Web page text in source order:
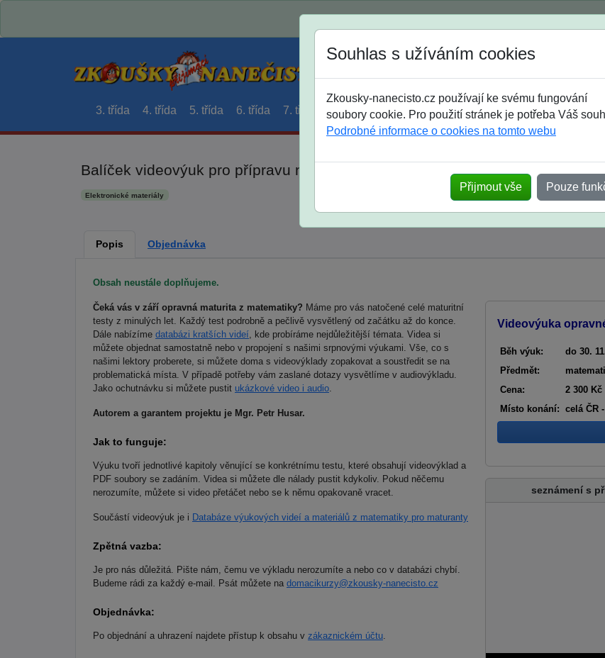
Jak si vybrat
3. třída 4. třída 5. třída 6. třída 7. třída 8. třída 9. třída střední maturanti soutěže
Balíček videovýuk pro přípravu na opravné maturity
Elektronické materiály
Popis Objednávka
Souhlas s užíváním cookies
Zkousky-nanecisto.cz používají ke svému fungování
soubory cookie. Pro použití stránek je potřeba Váš
Podrobné informace o cookies na tomto webu
Přijmout vše Pouze
Obsah neustále doplňujeme.
Čeká vás v září opravná maturita z matematiky? Máme pro vás natočené celé maturitní
testy z minulých let. Každý test podrobně a pečlivě vysvětlený od začátku až do konce.
Dále nabízíme databázi kratších videí , kde probíráme nejdůležitější témata. Videa si
můžete objednat samostatně nebo v propojení s našimi srpnovými výukami. Vše, co s
našimi lektory proberete, si můžete doma s videovýklady zopakovat a soustředit se na
problematická místa. V případě potřeby vám zaslané dotazy vysvětlíme v audiovýkladu.
Jako ochutnávku si můžete pustit ukázkové video i audio
Autorem a garantem projektu je Mgr. Petr Husar.
Jak to funguje:
Výuku tvoří jednotlivé kapitoly věnující se konkrétnímu testu, které obsahují videovýklad a
PDF soubory se zadáním. Videa si můžete dle nálady pustit kdykoliv. Pokud něčemu
nerozumíte, můžete si video přetáčet nebo se k němu opakovaně vracet.
Součástí videovýuk je i Databáze výukových videí a materiálů z matematiky pro maturanty
Zpětná vazba:
Je pro nás důležitá. Pište nám, čemu ve výkladu nerozumíte a nebo co v databázi chybí.
Budeme rádi za každý e-mail. Psát můžete na domacikurzy@zkousky-nanecisto.cz
Objednávka:
Po objednání a uhrazení najdete přístup k obsahu v zákaznickém účtu.
Videovýuka
Běh výuk:
do 30.
Předmět:
Cena:
2 300 Kč
Místo konání: celá ČR
seznámení s